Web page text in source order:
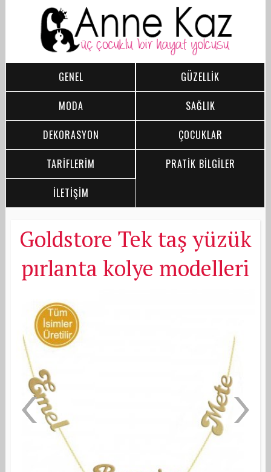
GENEL
GÜZELLİK
MODA
SAĞLIK
DEKORASYON
ÇOCUKLAR
TARİFLERİM
PRATİK BİLGİLER
İLETİŞİM
Goldstore Tek taş yüzük
pırlanta kolye modelleri